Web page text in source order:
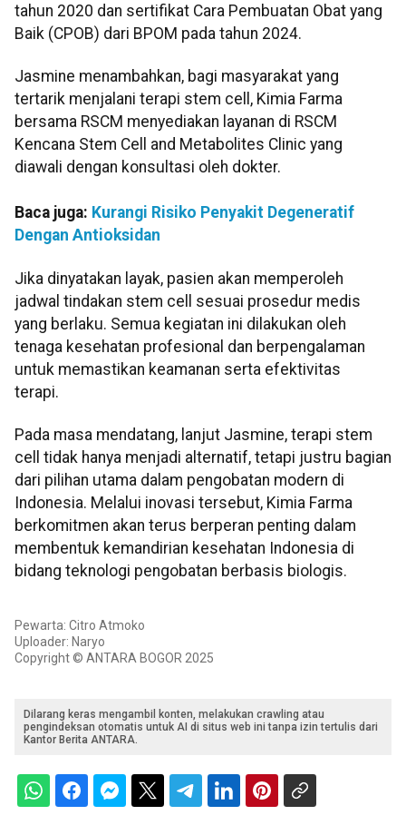
tahun 2020 dan sertifikat Cara Pembuatan Obat yang
Baik (CPOB) dari BPOM pada tahun 2024.
Jasmine menambahkan, bagi masyarakat yang
tertarik menjalani terapi stem cell, Kimia Farma
bersama RSCM menyediakan layanan di RSCM
Kencana Stem Cell and Metabolites Clinic yang
diawali dengan konsultasi oleh dokter.
Baca juga: Kurangi Risiko Penyakit Degeneratif
Dengan Antioksidan
Jika dinyatakan layak, pasien akan memperoleh
jadwal tindakan stem cell sesuai prosedur medis
yang berlaku. Semua kegiatan ini dilakukan oleh
tenaga kesehatan profesional dan berpengalaman
untuk memastikan keamanan serta efektivitas
terapi.
Pada masa mendatang, lanjut Jasmine, terapi stem
cell tidak hanya menjadi alternatif, tetapi justru bagian
dari pilihan utama dalam pengobatan modern di
Indonesia. Melalui inovasi tersebut, Kimia Farma
berkomitmen akan terus berperan penting dalam
membentuk kemandirian kesehatan Indonesia di
bidang teknologi pengobatan berbasis biologis.
Pewarta: Citro Atmoko
Uploader: Naryo
Copyright © ANTARA BOGOR 2025
Dilarang keras mengambil konten, melakukan crawling atau
pengindeksan otomatis untuk AI di situs web ini tanpa izin tertulis dari
Kantor Berita ANTARA.